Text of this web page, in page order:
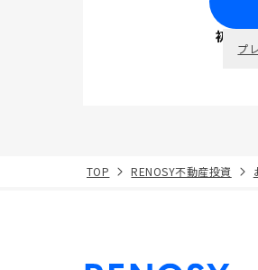
初回面
プ
TOP RENOSY不動産投資